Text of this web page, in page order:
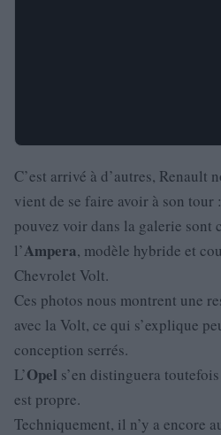
C’est arrivé à d’autres, Renault
vient de se faire avoir à son tour
pouvez voir dans la galerie sont
l’Ampera, modèle hybride et
Chevrolet Volt.
Ces photos nous montrent une
avec la Volt, ce qui s’explique
conception serrés.
L’Opel s’en distinguera
est propre.
Techniquement, il n’y a encore